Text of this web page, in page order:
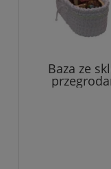
Baza ze